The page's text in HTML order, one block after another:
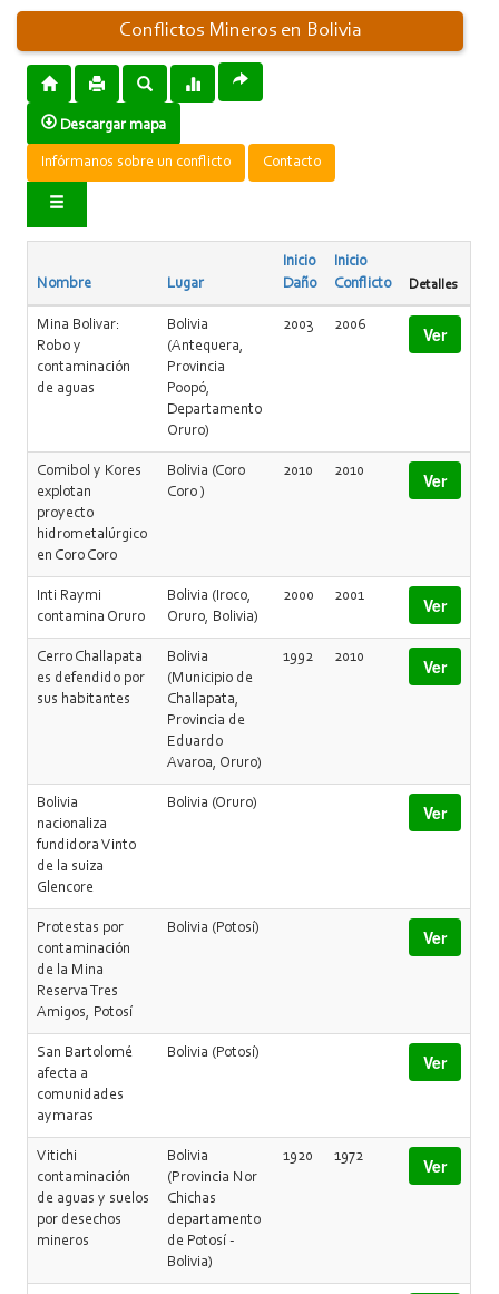
Conflictos Mineros en Bolivia
Descargar mapa
Infórmanos sobre un conflicto Contacto
Nombre Lugar
Inicio
Daño
Inicio
Conflicto
Detalles
Mina Bolivar:
Robo y
contaminación
de aguas
Bolivia
(Antequera,
Provincia
Poopó,
Departamento
Oruro)
2003 2006 Ver
Comibol y Kores
explotan
proyecto
hidrometalúrgico
en Coro Coro
Bolivia (Coro
Coro )
2010 2010 Ver
Inti Raymi
contamina Oruro
Bolivia (Iroco,
Oruro, Bolivia)
2000 2001 Ver
Cerro Challapata
es defendido por
sus habitantes
Bolivia
(Municipio de
Challapata,
Provincia de
Eduardo
Avaroa, Oruro)
1992 2010 Ver
Bolivia
nacionaliza
fundidora Vinto
de la suiza
Glencore
Bolivia (Oruro) Ver
Protestas por
contaminación
de la Mina
Reserva Tres
Amigos, Potosí
Bolivia (Potosí) Ver
San Bartolomé
afecta a
comunidades
aymaras
Bolivia (Potosí) Ver
Vitichi
contaminación
de aguas y suelos
por desechos
mineros
Bolivia
(Provincia Nor
Chichas
departamento
de Potosí -
Bolivia)
1920 1972 Ver